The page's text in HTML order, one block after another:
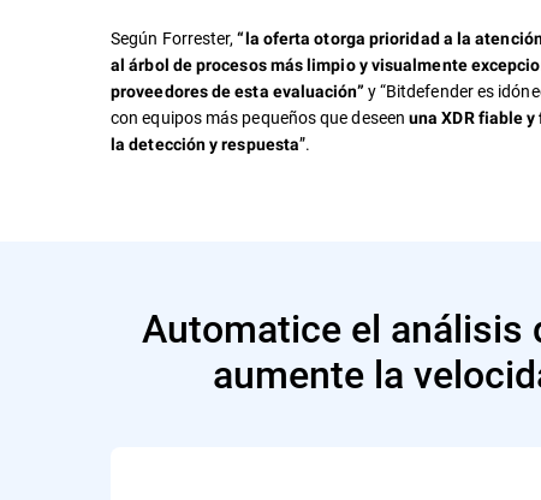
Según Forrester,“la oferta otorga prioridad a la
al árbol de procesos más limpio y visualmente
proveedores de esta evaluación” y “Bitdefender es
con equipos más pequeños que deseenuna XDR fiable
la detección y respuesta”.
Automatice el análisis
aumente la